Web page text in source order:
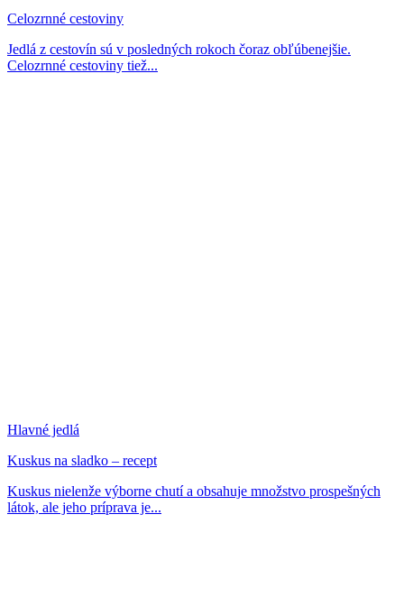
Celozrnné cestoviny
Jedlá z cestovín sú v posledných rokoch čoraz obľúbenejšie.
Celozrnné cestoviny tiež...
Hlavné jedlá
Kuskus na sladko – recept
Kuskus nielenže výborne chutí a obsahuje množstvo prospešných
látok, ale jeho príprava je...